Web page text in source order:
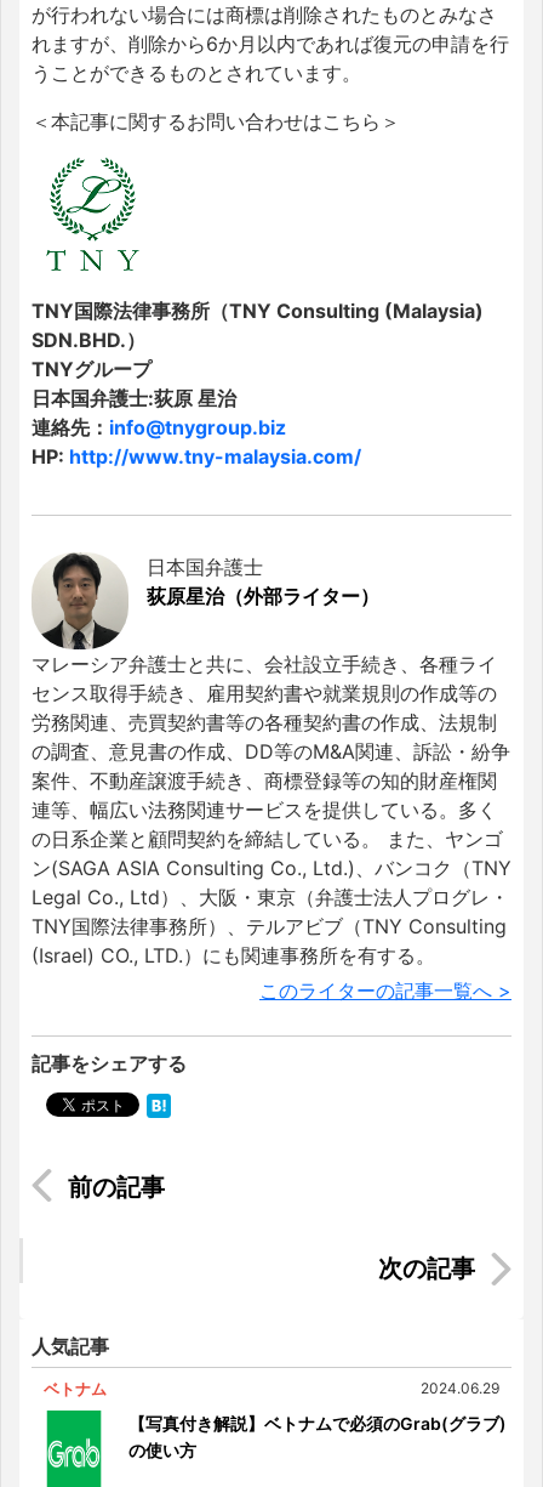
が行われない場合には商標は削除されたものとみなさ
れますが、削除から6か月以内であれば復元の申請を行
うことができるものとされています。
＜本記事に関するお問い合わせはこちら＞
TNY国際法律事務所（TNY Consulting (Malaysia)
SDN.BHD.）
TNYグループ
日本国弁護士:荻原 星治
連絡先： info@tnygroup.biz
HP: http://www.tny-malaysia.com/
日本国弁護士
荻原星治（外部ライター）
マレーシア弁護士と共に、会社設立手続き、各種ライ
センス取得手続き、雇用契約書や就業規則の作成等の
労務関連、売買契約書等の各種契約書の作成、法規制
の調査、意見書の作成、DD等のM&A関連、訴訟・紛争
案件、不動産譲渡手続き、商標登録等の知的財産権関
連等、幅広い法務関連サービスを提供している。多く
の日系企業と顧問契約を締結している。 また、ヤンゴ
ン(SAGA ASIA Consulting Co., Ltd.)、バンコク（TNY
Legal Co., Ltd）、大阪・東京（弁護士法人プログレ・
TNY国際法律事務所）、テルアビブ（TNY Consulting
(Israel) CO., LTD.）にも関連事務所を有する。
このライターの記事一覧へ >
記事をシェアする
マレーシアの夜は「蚊帳」が大活躍！ぐっすり眠
タイ不動産の未来 ～GOODシナリオ～
人気記事
ベトナム 2024.06.29
【写真付き解説】ベトナムで必須のGrab(グラブ)
の使い方